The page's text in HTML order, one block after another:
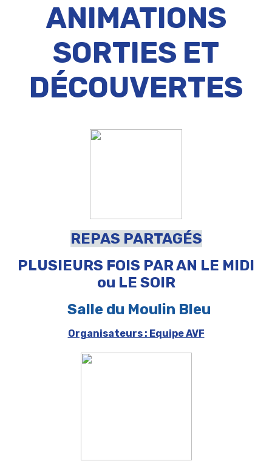
ANIMATIONS
SORTIES ET
DÉCOUVERTES
REPAS PARTAGÉS
PLUSIEURS FOIS PAR AN LE MIDI
ou LE SOIR
Salle du Moulin Bleu
Organisateurs : Equipe AVF